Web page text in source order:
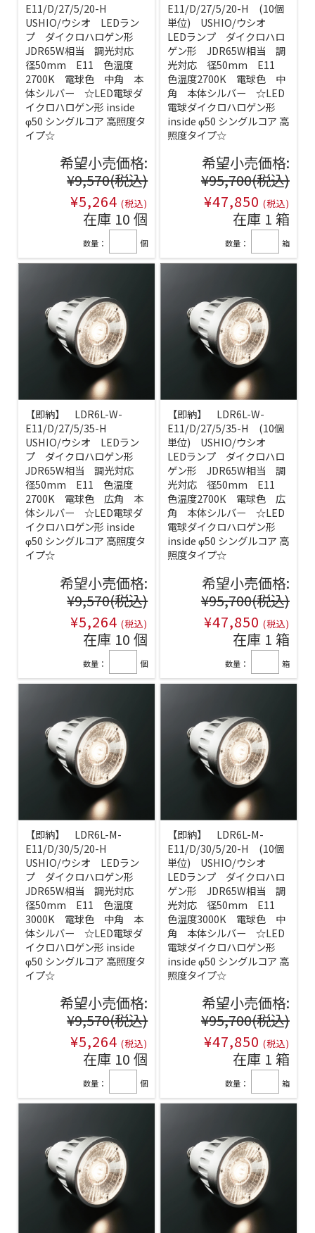
E11/D/27/5/20-H
USHIO/ウシオ LEDラン
プ ダイクロハロゲン形
JDR65W相当 調光対応
径50mm E11 色温度
2700K 電球色 中角 本
体シルバー ☆LED電球ダ
イクロハロゲン形 inside
φ50 シングルコア 高照度タ
イプ☆
希望小売価格:
¥9,570(税込)
¥5,264 (税込)
在庫 10 個
数量： 個
E11/D/27/5/20-H (10個
単位) USHIO/ウシオ
LEDランプ ダイクロハロ
ゲン形 JDR65W相当 調
光対応 径50mm E11
色温度2700K 電球色 中
角 本体シルバー ☆LED
電球ダイクロハロゲン形
inside φ50 シングルコア 高
照度タイプ☆
希望小売価格:
¥95,700(税込)
¥47,850 (税込)
在庫 1 箱
数量： 箱
【即納】 LDR6L-W-
E11/D/27/5/35-H
USHIO/ウシオ LEDラン
プ ダイクロハロゲン形
JDR65W相当 調光対応
径50mm E11 色温度
2700K 電球色 広角 本
体シルバー ☆LED電球ダ
イクロハロゲン形 inside
φ50 シングルコア 高照度タ
イプ☆
希望小売価格:
¥9,570(税込)
¥5,264 (税込)
在庫 10 個
数量： 個
【即納】 LDR6L-W-
E11/D/27/5/35-H (10個
単位) USHIO/ウシオ
LEDランプ ダイクロハロ
ゲン形 JDR65W相当 調
光対応 径50mm E11
色温度2700K 電球色 広
角 本体シルバー ☆LED
電球ダイクロハロゲン形
inside φ50 シングルコア 高
照度タイプ☆
希望小売価格:
¥95,700(税込)
¥47,850 (税込)
在庫 1 箱
数量： 箱
【即納】 LDR6L-M-
E11/D/30/5/20-H
USHIO/ウシオ LEDラン
プ ダイクロハロゲン形
JDR65W相当 調光対応
径50mm E11 色温度
3000K 電球色 中角 本
体シルバー ☆LED電球ダ
イクロハロゲン形 inside
φ50 シングルコア 高照度タ
イプ☆
希望小売価格:
¥9,570(税込)
¥5,264 (税込)
在庫 10 個
数量： 個
【即納】 LDR6L-M-
E11/D/30/5/20-H (10個
単位) USHIO/ウシオ
LEDランプ ダイクロハロ
ゲン形 JDR65W相当 調
光対応 径50mm E11
色温度3000K 電球色 中
角 本体シルバー ☆LED
電球ダイクロハロゲン形
inside φ50 シングルコア 高
照度タイプ☆
希望小売価格:
¥95,700(税込)
¥47,850 (税込)
在庫 1 箱
数量： 箱